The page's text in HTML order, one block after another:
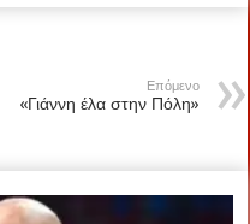
Επόμενο
«Γιάννη έλα στην Πόλη»